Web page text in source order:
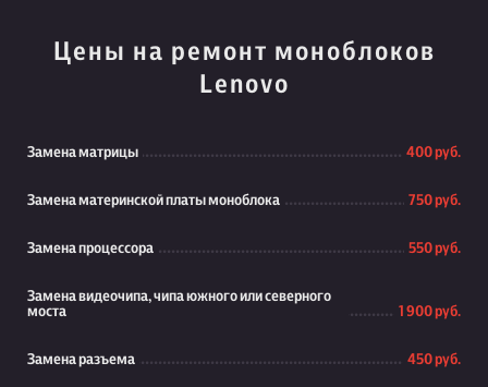
Цены на ремонт моноблоков
Lenovo
Замена матрицы 400 руб.
Замена материнской платы моноблока 750 руб.
Замена процессора 550 руб.
Замена видеочипа, чипа южного или северного
моста
1 900 руб.
Замена разъема 450 руб.